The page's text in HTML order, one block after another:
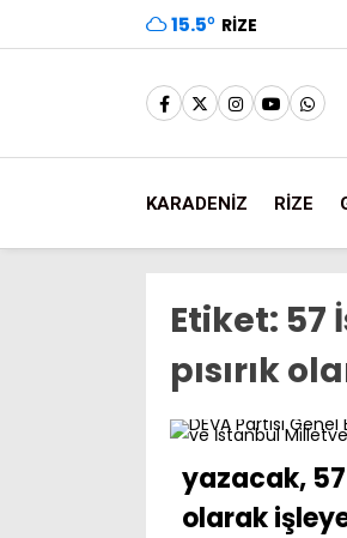
15.5° RIZE
KARADENİZ RİZE
Etiket: 57
pısırık
yazacak, 57
olarak